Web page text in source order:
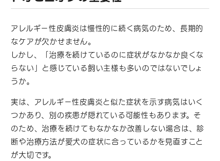
アレルギー性皮膚炎は慢性的に続く病気のため、長期的
なケアが欠かせません。
しかし、「治療を続けているのに症状がなかなか良くな
らない」と感じている飼い主様も多いのではないでしょ
うか。
実は、アレルギー性皮膚炎と似た症状を示す病気はいく
つかあり、別の疾患が隠れている可能性もあります。そ
のため、治療を続けてもなかなか改善しない場合は、診
断や治療方法が愛犬の症状に合っているかを見直すこと
が大切です。